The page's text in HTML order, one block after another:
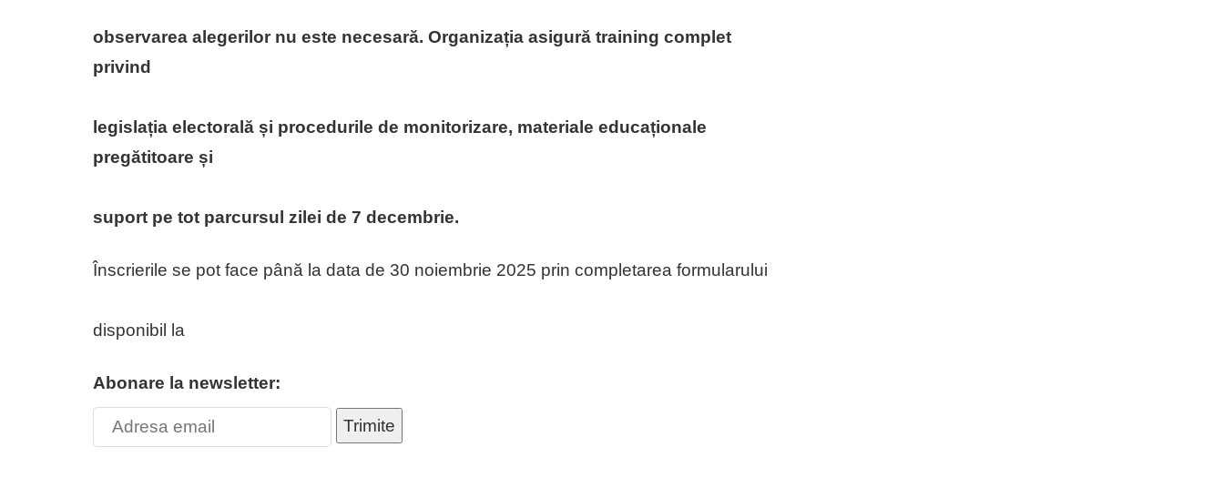
observarea alegerilor nu este necesară. Organizația asigură training complet
privind
legislația electorală și procedurile de monitorizare, materiale educaționale
pregătitoare și
suport pe tot parcursul zilei de 7 decembrie.
Înscrierile se pot face până la data de 30 noiembrie 2025 prin completarea formularului
disponibil la
Abonare la newsletter:
Trimite